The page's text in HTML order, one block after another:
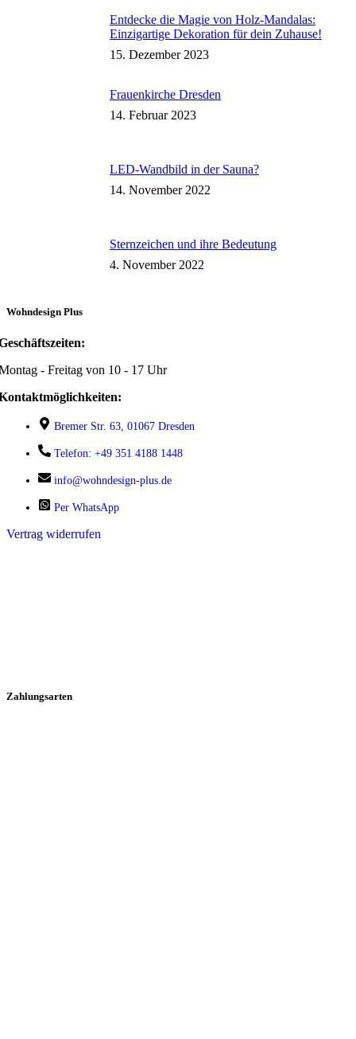
Entdecke die Magie von Holz-Mandalas:
Einzigartige Dekoration für dein Zuhause!
15. Dezember 2023
Frauenkirche Dresden
14. Februar 2023
LED-Wandbild in der Sauna?
14. November 2022
Sternzeichen und ihre Bedeutung
4. November 2022
Wohndesign Plus
- Freitag von 10 - 17 Uhr
Bremer Str. 63, 01067 Dresden
Telefon: +49 351 4188 1448
info@wohndesign-plus.de
Per WhatsApp
Vertrag widerrufen
Zahlungsarten